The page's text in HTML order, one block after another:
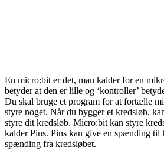
En micro:bit er det, man kalder for en
betyder at den er lille og ‘kontroller’
Du skal bruge et program for at fortælle
styre noget. Når du bygger et kredsløb,
styre dit kredsløb. Micro:bit kan styre
kalder Pins. Pins kan give en spænding til
spænding fra kredsløbet.